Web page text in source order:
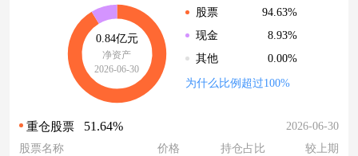
0.84亿元
净资产
2026-06-30
股票
94.63%
现金
8.93%
其他
0.00%
为什么比例超过100%
重仓股票 51.64%
2026-06-30
股票名称
价格 持仓占比 较上期